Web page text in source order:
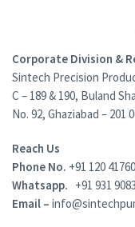
Corporate Division &
Sintech Precision
C – 189 & 190, Buland
No. 92, Ghaziabad – 201
Reach Us
Phone No. +91 120
Whatsapp. +91 931
Email –